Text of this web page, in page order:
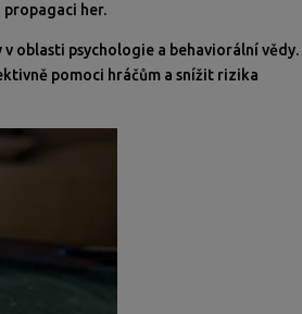
her.
oblasti psychologie a behaviorální vědy.
pomoci hráčům a snížit rizika